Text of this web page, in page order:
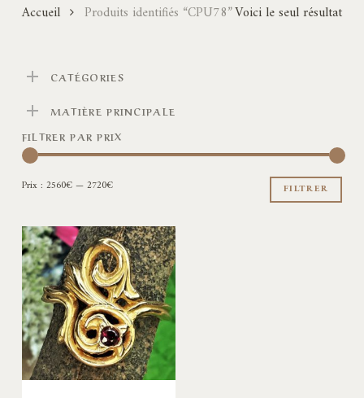
Voici le seul résultat
Accueil Produits identifiés “CPU78”
CATÉGORIES
MATIÈRE PRINCIPALE
FILTRER PAR PRIX
FILTRER
Prix : 2560€—2720€